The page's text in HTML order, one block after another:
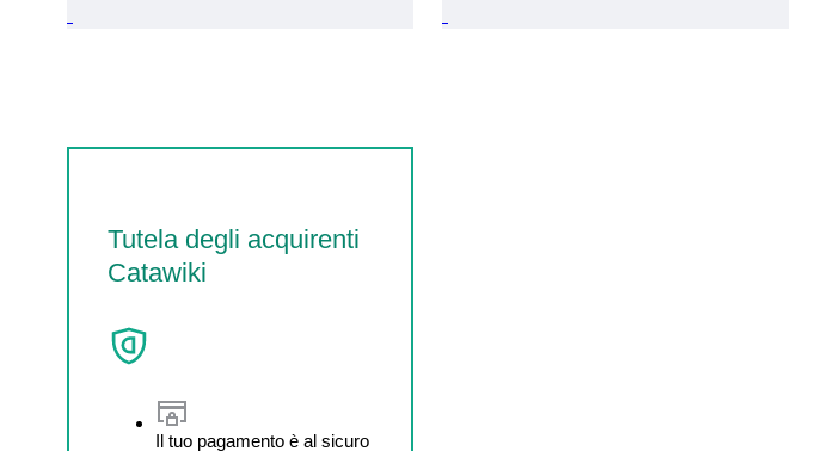
Tutela degli acquirenti
Catawiki
Il tuo pagamento è al sicuro